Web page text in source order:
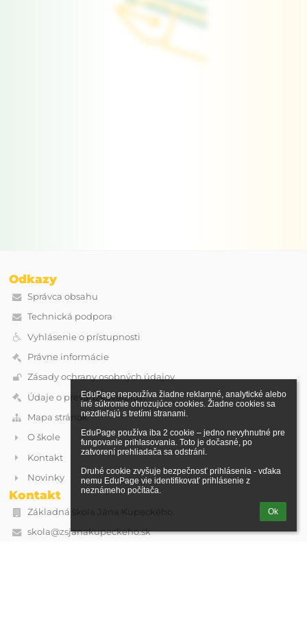
EduPage nepoužíva žiadne reklamné, analytické alebo
iné súkromie ohrozujúce cookies. Žiadne cookies sa
nezdieľajú s tretími stranami.
EduPage používa iba 2 cookie – jedno nevyhnutné pre
fungovanie prihlasovania. Toto je dočasné, po
zatvorení prehliadača sa odstráni.
Druhé cookie zvyšuje bezpečnosť prihlásenia - vďaka
nemu EduPage vie identifikovať prihlásenie z
neznámeho počítača.
Ok
Odkazy
Správca obsahu
Technická podpora
Vyhlásenie o prístupnosti
Právne informácie
Zásady ochrany osobných údajov
Údaje o prevádzkovateľovi
Mapa stránok
O škole
Kontakt
Novinky
Kontakt
Základná škola Jána Kupeckého
skola@zsjanakupeckeho.sk